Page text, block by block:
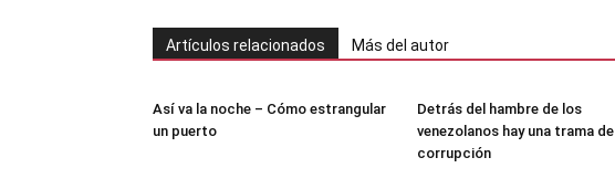
Artículos relacionados Más del autor
Así va la noche – Cómo estrangular
un puerto
Detrás del hambre de los
venezolanos hay una trama de
corrupción